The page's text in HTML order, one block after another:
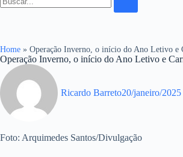
Home » Operação Inverno, o início do Ano Letivo e
Operação Inverno, o início do Ano Letivo e
Ricardo Barreto20/janeiro/2025
Foto: Arquimedes Santos/Divulgação